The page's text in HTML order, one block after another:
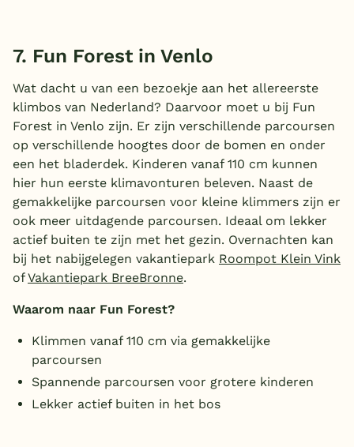
7. Fun Forest in Venlo
Wat dacht u van een bezoekje aan het allereerste
klimbos van Nederland? Daarvoor moet u bij Fun
Forest in Venlo zijn. Er zijn verschillende parcoursen
op verschillende hoogtes door de bomen en onder
een het bladerdek. Kinderen vanaf 110 cm kunnen
hier hun eerste klimavonturen beleven. Naast de
gemakkelijke parcoursen voor kleine klimmers zijn er
ook meer uitdagende parcoursen. Ideaal om lekker
actief buiten te zijn met het gezin. Overnachten kan
bij het nabijgelegen vakantiepark Roompot Klein Vink
ofVakantiepark BreeBronne.
Waarom naar Fun Forest?
Klimmen vanaf 110 cm via gemakkelijke
parcoursen
Spannende parcoursen voor grotere kinderen
Lekker actief buiten in het bos